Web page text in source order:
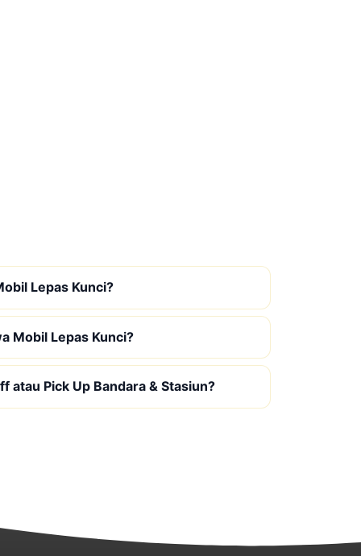
Lepas Kunci?
Mobil Lepas Kunci?
atau Pick Up Bandara & Stasiun?